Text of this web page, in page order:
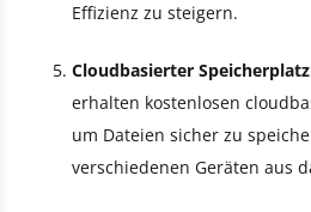
Effizienz zu steigern.
Cloudbasierter
erhalten kostenlosen
um Dateien sicher zu
verschiedenen Geräten aus